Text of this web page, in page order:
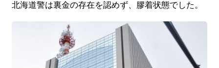
北海道警は裏金の存在を認めず、膠着状態でした。